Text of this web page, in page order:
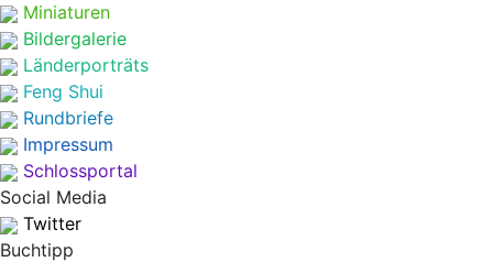
Miniaturen
Bildergalerie
Länderporträts
Feng Shui
Rundbriefe
Impressum
Schlossportal
Social Media
Twitter
Buchtipp